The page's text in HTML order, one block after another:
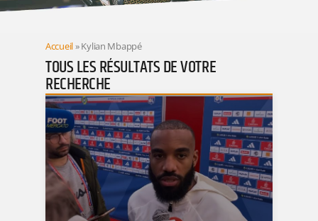
Accueil»Kylian Mbappé
TOUS LES RÉSULTATS DE VOTRE
RECHERCHE